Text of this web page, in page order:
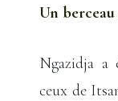
Un
Ngazidja a
ceux de